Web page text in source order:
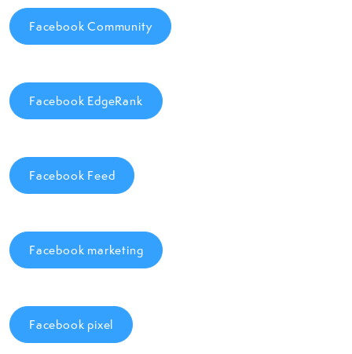
Facebook Community
Facebook EdgeRank
Facebook Feed
Facebook marketing
Facebook pixel